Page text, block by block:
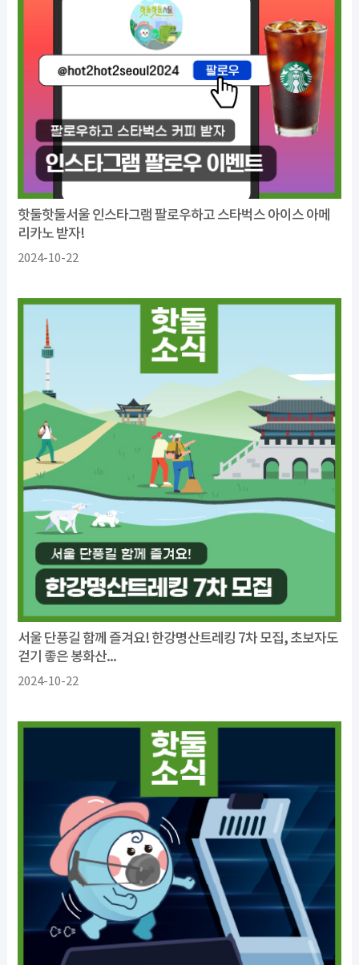
핫둘핫둘서울 인스타그램 팔로우하고 스타벅스 아이스 아메
리카노 받자!
2024-10-22
서울 단풍길 함께 즐겨요! 한강명산트레킹 7차 모집, 초보자도
걷기 좋은 봉화산...
2024-10-22